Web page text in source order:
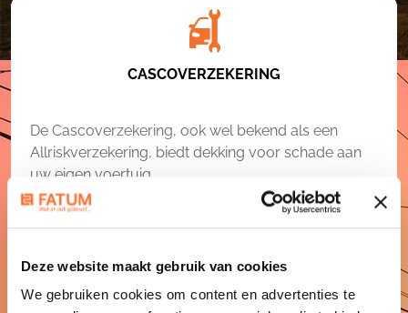
Deze website maakt gebruik van cookies
We gebruiken cookies om content en advertenties te
CASCOVERZEKERING
De Cascoverzekering, ook wel bekend als een
Allriskverzekering, biedt dekking voor schade aan
uw eigen voertuig.
U bent verzekerd van
Dekking voor schade door een aanrijding,
voertuig
Met deze verzekering bent u ook gedekt tegen